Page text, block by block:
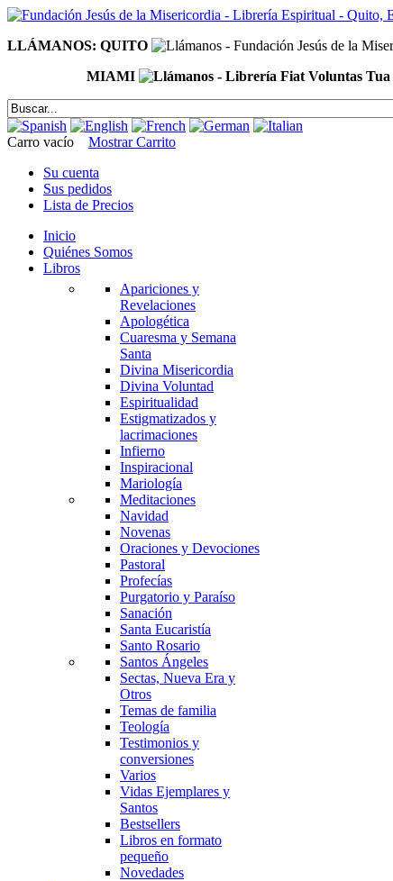
LLÁMANOS: QUITO
MIAMI
Carro vacío
Mostrar Carrito
Su cuenta
Sus pedidos
Lista de Precios
Inicio
Quiénes Somos
Libros
Apariciones y
Revelaciones
Apologética
Cuaresma y Semana
Santa
Divina Misericordia
Divina Voluntad
Espiritualidad
Estigmatizados y
lacrimaciones
Infierno
Inspiracional
Mariología
Meditaciones
Navidad
Novenas
Oraciones y Devociones
Pastoral
Profecías
Purgatorio y Paraíso
Sanación
Santa Eucaristía
Santo Rosario
Santos Ángeles
Sectas, Nueva Era y
Otros
Temas de familia
Teología
Testimonios y
conversiones
Varios
Vidas Ejemplares y
Santos
Bestsellers
Libros en formato
pequeño
Novedades